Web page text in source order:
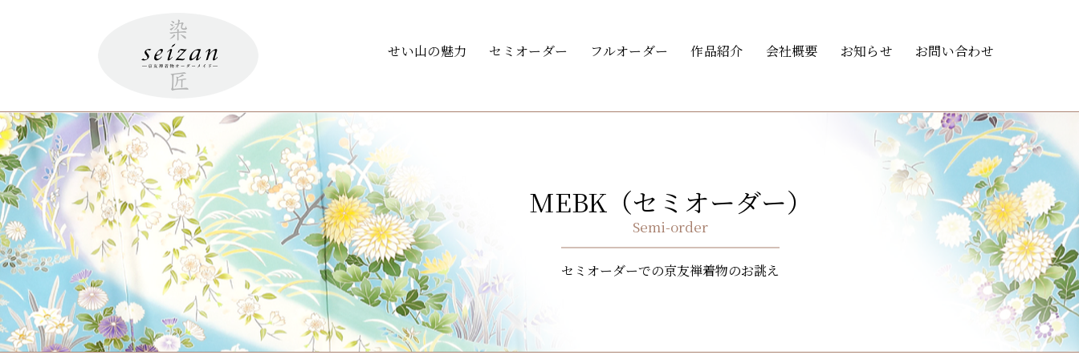
せい山の魅力 セミオーダー フルオーダー 作品紹介 会社概要 お知らせ お問い合わせ
MEBK（セミオーダー）
セミオーダーでの京友禅着物のお誂え